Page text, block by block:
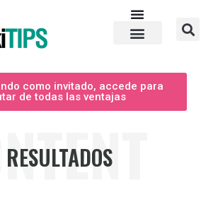
de herramientas
como invitado, accede para
de todas las ventajas